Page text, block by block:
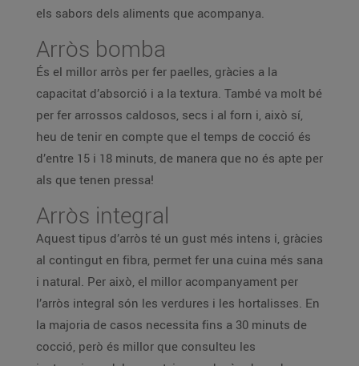
els sabors dels aliments que acompanya.
Arròs bomba
És el millor arròs per fer paelles, gràcies a la
capacitat d’absorció i a la textura. També va molt bé
per fer arrossos caldosos, secs i al forn i, això sí,
heu de tenir en compte que el temps de cocció és
d’entre 15 i 18 minuts, de manera que no és apte per
als que tenen pressa!
Arròs integral
Aquest tipus d’arròs té un gust més intens i, gràcies
al contingut en fibra, permet fer una cuina més sana
i natural. Per això, el millor acompanyament per
l’arròs integral són les verdures i les hortalisses. En
la majoria de casos necessita fins a 30 minuts de
cocció, però és millor que consulteu les